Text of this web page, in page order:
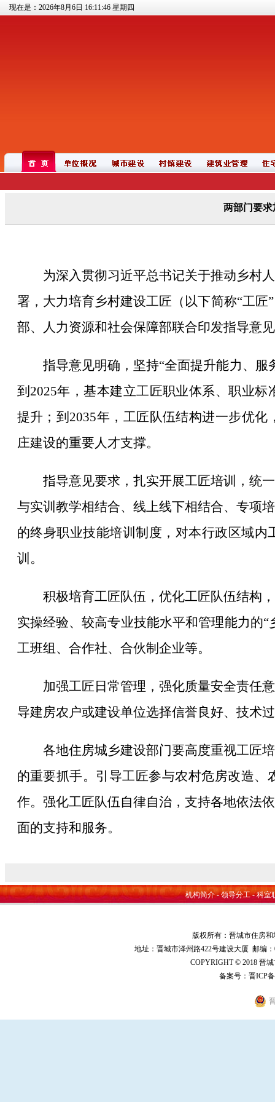
现在是：2026年8月6日 16:11:46 星期四
两部门要
为深入贯彻习近平总书记关于推动乡村
署，大力培育乡村建设工匠（以下简称“工
部、人力资源和社会保障部联合印发指导意
指导意见明确，坚持“全面提升能力、
到2025年，基本建立工匠职业体系、职业
提升；到2035年，工匠队伍结构进一步优
庄建设的重要人才支撑。
指导意见要求，扎实开展工匠培训，统
与实训教学相结合、线上线下相结合、专项
的终身职业技能培训制度，对本行政区域
训。
积极培育工匠队伍，优化工匠队伍结构
实操经验、较高专业技能水平和管理能力的
工班组、合作社、合伙制企业等。
加强工匠日常管理，强化质量安全责任
导建房农户或建设单位选择信誉良好、技术
各地住房城乡建设部门要高度重视工匠
的重要抓手。引导工匠参与农村危房改造
作。强化工匠队伍自律自治，支持各地依法
面的支持和服务。
机构简介-领导分工-科室
版权所有：晋城市住房
地址：晋城市泽州路422号建设大厦 邮编：
COPYRIGHT © 2018 晋
备案号： 晋ICP